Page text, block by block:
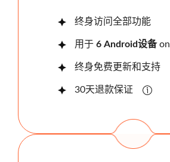
终身访问全部功能
用于 6 And​​roid设备on
终身免费更新和支持
30天退款保证